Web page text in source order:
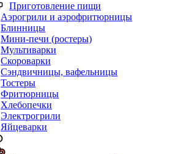
Приготовление пищи
Аэрогрили и аэрофритюрницы
Блинницы
Мини-печи (ростеры)
Мультиварки
Скороварки
Сэндвичницы, вафельницы
Тостеры
Фритюрницы
Хлебопечки
Электрогрили
Яйцеварки